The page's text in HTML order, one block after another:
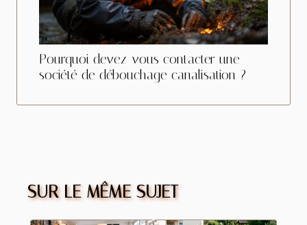
Pourquoi devez-vous contacter une
société de débouchage canalisation ?
SUR LE MÊME SUJET